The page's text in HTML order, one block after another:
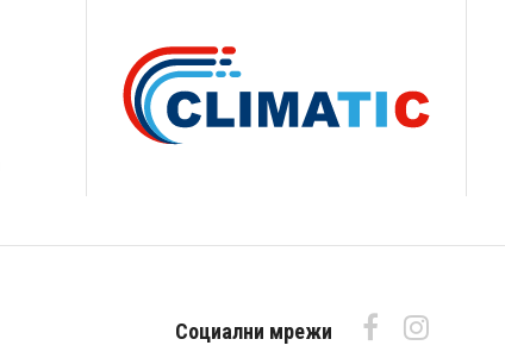
Социални мрежи